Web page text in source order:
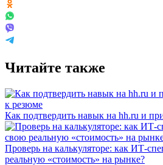
Читайте также
Как подтвердить навык на hh.ru и
Проверь на калькуляторе: как ИТ-
реальную «стоимость» на рынке?